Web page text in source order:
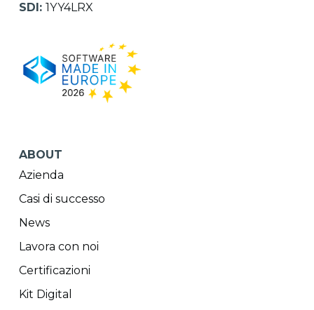
SDI:1YY4LRX
ABOUT
Azienda
Casi di successo
News
Lavora con noi
Certificazioni
Kit Digital